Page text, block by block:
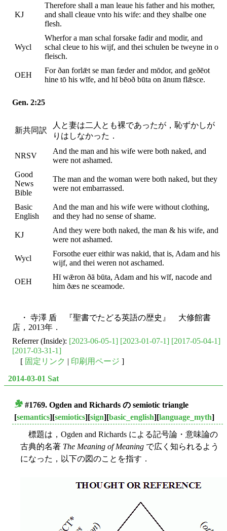
KJ
Therefore shall a man leaue his father and his mother,
and shall cleaue vnto his wife: and they shalbe one
flesh.
Wycl
Wherfor a man schal forsake fadir and modir, and
schal cleue to his wijf, and thei schulen be tweyne in o
fleisch.
OEH
For ðan forlǣt se man fæder and mōdor, and geðēot
hine tō his wīfe, and hī bēoð būta on ānum flǣsce.
Gen. 2:25
新共同訳
人と妻は二人とも裸であったが，恥ずかしが
りはしなかった．
NRSV
And the man and his wife were both naked, and
were not ashamed.
Good
News
Bible
The man and the woman were both naked, but they
were not embarrassed.
Basic
English
And the man and his wife were without clothing,
and they had no sense of shame.
KJ
And they were both naked, the man & his wife, and
were not ashamed.
Wycl
Forsothe euer eithir was nakid, that is, Adam and his
wijf, and thei weren not aschamed.
OEH
Hī wǣron ðā būta, Adam and his wīf, nacode and
him ðæs ne sceamode.
・ 寺澤 盾 『聖書でたどる英語の歴史』 大修館書
店，2013年．
Referrer (Inside): [2023-06-05-1] [2023-01-07-1] [2017-05-04-1]
[2017-03-31-1]
[ 固定リンク | 印刷用ページ ]
2014-03-01 Sat
#1769. Ogden and Richards の semiotic triangle
[semantics][semiotics][sign][basic_english][language_myth]
標題は，Ogden and Richards による記号論・意味論の
古典的名著 The Meaning of Meaning で広く知られるよう
になった，以下の図のことを指す．